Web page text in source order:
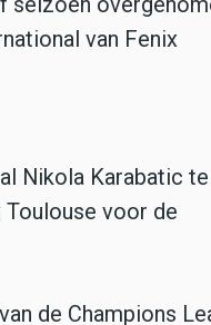
van Fenix
Nikola Karabatic te
Toulouse voor de
de Champions